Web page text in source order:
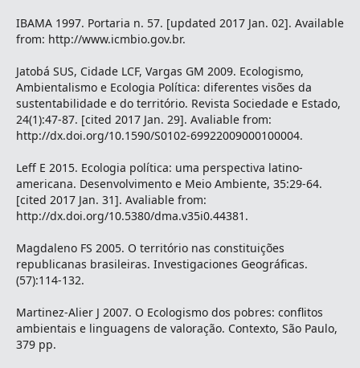
IBAMA 1997. Portaria n. 57. [updated 2017 Jan. 02]. Available
from: http://www.icmbio.gov.br.
Jatobá SUS, Cidade LCF, Vargas GM 2009. Ecologismo,
Ambientalismo e Ecologia Política: diferentes visões da
sustentabilidade e do território. Revista Sociedade e Estado,
24(1):47-87. [cited 2017 Jan. 29]. Avaliable from:
http://dx.doi.org/10.1590/S0102-69922009000100004.
Leff E 2015. Ecologia política: uma perspectiva latino-
americana. Desenvolvimento e Meio Ambiente, 35:29-64.
[cited 2017 Jan. 31]. Avaliable from:
http://dx.doi.org/10.5380/dma.v35i0.44381.
Magdaleno FS 2005. O território nas constituições
republicanas brasileiras. Investigaciones Geográficas.
(57):114-132.
Martinez-Alier J 2007. O Ecologismo dos pobres: conflitos
ambientais e linguagens de valoração. Contexto, São Paulo,
379 pp.